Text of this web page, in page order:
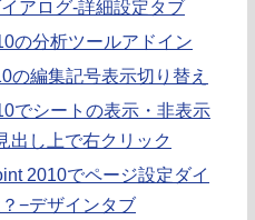
アログ-詳細設定タブ
の分析ツールアドイン
の編集記号表示切り替え
でシートの表示・非表示
出し上で右クリック
2010でページ設定ダイ
−デザインタブ